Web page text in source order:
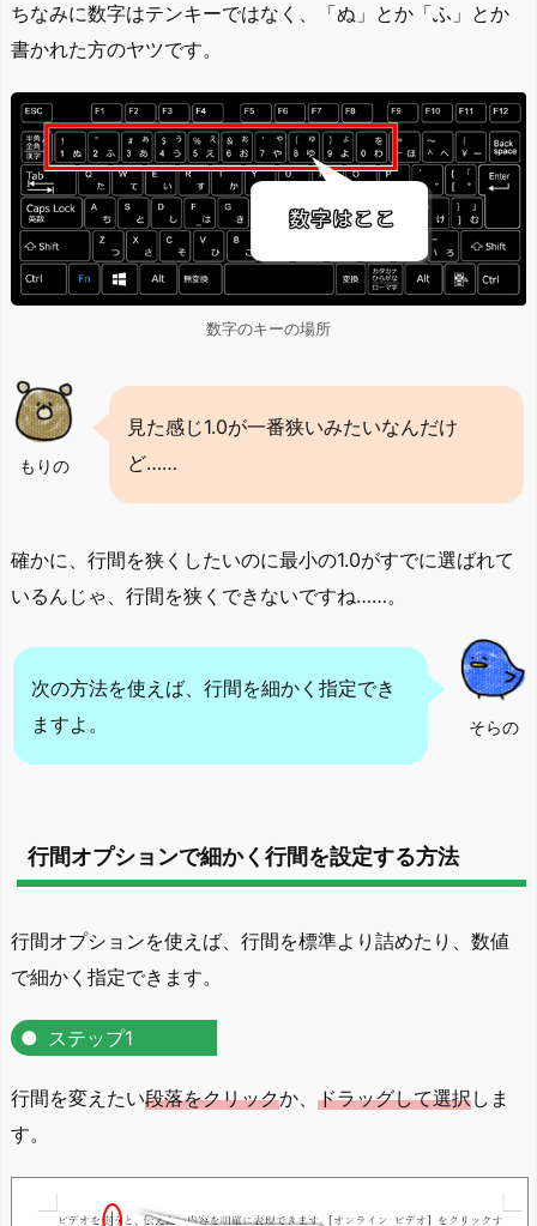
ちなみに数字はテンキーではなく、「ぬ」とか「ふ」とか
書かれた方のヤツです。
数字のキーの場所
もりの
見た感じ1.0が一番狭いみたいなんだけ
ど……
確かに、行間を狭くしたいのに最小の1.0がすでに選ばれて
いるんじゃ、行間を狭くできないですね……。
そらの
次の方法を使えば、行間を細かく指定でき
ますよ。
行間オプションで細かく行間を設定する方法
行間オプションを使えば、行間を標準より詰めたり、数値
で細かく指定できます。
ステップ1
行間を変えたい段落をクリックか、 ドラッグして選択しま
す。